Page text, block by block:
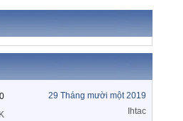
0
29 Tháng mười một 2019
Ihtac